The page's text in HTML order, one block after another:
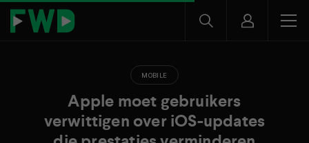
MOBILE
Apple moet gebruikers
verwittigen over iOS-updates